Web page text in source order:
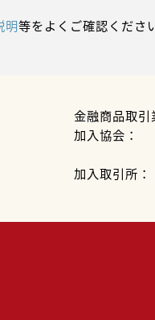
明等をよくご確認くださ
金融商品取
加入協会：
加入取引所：